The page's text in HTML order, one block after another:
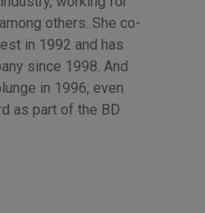
others. She co-
in 1992 and has
since 1998. And
in 1996, even
as part of the BD